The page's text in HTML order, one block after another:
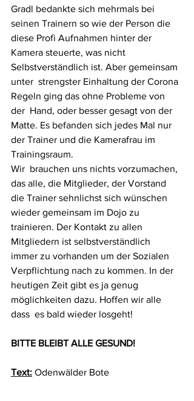
Gradl bedankte sich mehrmals bei
seinen Trainern so wie der Person die
diese Profi Aufnahmen hinter der
Kamera steuerte, was nicht
Selbstverständlich ist. Aber gemeinsam
unter  strengster Einhaltung der Corona
Regeln ging das ohne Probleme von
der  Hand, oder besser gesagt von der
Matte. Es befanden sich jedes Mal nur
der Trainer und die Kamerafrau im
Trainingsraum.
Wir  brauchen uns nichts vorzumachen,
das alle, die Mitglieder, der Vorstand
die Trainer sehnlichst sich wünschen
wieder gemeinsam im Dojo zu
trainieren. Der Kontakt zu allen
Mitgliedern ist selbstverständlich
immer zu vorhanden um der Sozialen
Verpflichtung nach zu kommen. In der
heutigen Zeit gibt es ja genug
möglichkeiten dazu. Hoffen wir alle
dass  es bald wieder losgeht!
BITTE BLEIBT ALLE GESUND!
Text: Odenwälder Bote